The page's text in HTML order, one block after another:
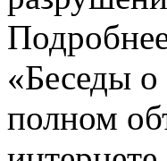
«Беседы
полном